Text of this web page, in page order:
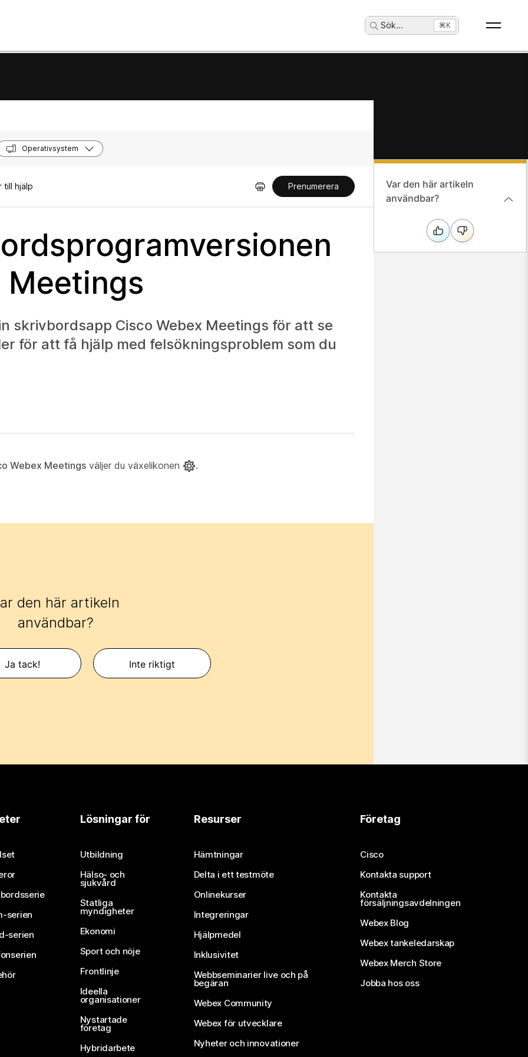
Sök... ⌘K
Operativsystem
hjälp Prenumerera
Meetings
skrivbordsapp Cisco Webex Meetings för att se
för att få hjälp med felsökningsproblem som du
Webex Meetings väljer du växelikonen .
den här artikeln
användbar?
Ja tack! Inte riktigt
Var den här artikeln
användbar?
serien
serien
Lösningar för
Utbildning
Hälso- och
sjukvård
Statliga
myndigheter
Ekonomi
Sport och nöje
Frontlinje
Ideella
organisationer
Nystartade
företag
Hybridarbete
Resurser
Hämtningar
Delta i ett testmöte
Onlinekurser
Integreringar
Hjälpmedel
Inklusivitet
Webbseminarier live och på
begäran
Webex Community
Webex för utvecklare
Nyheter och innovationer
Företag
Cisco
Kontakta support
Kontakta
försäljningsavdelningen
Webex Blog
Webex tankeledarskap
Webex Merch Store
Jobba hos oss